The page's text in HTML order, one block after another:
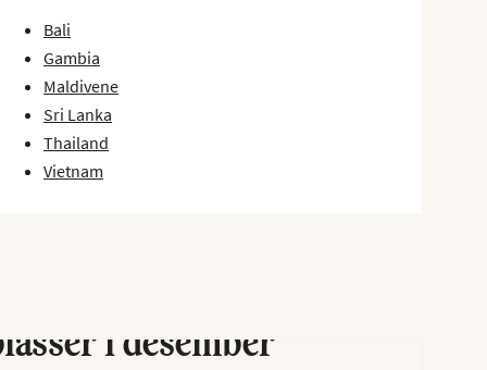
Bali
Gambia
Maldivene
Sri Lanka
Thailand
Vietnam
i desember